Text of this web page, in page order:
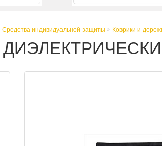
Средства индивидуальной защиты Коврики и